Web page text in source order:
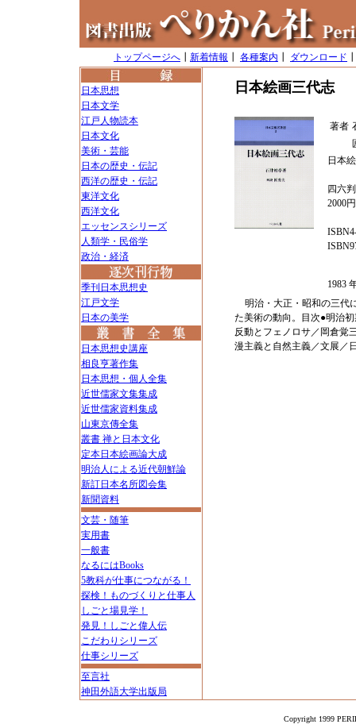
トップページへ 新着情報 各種案内 ダウンロード
日本思想
日本文学
江戸人物読本
日本文化
美術・芸能
日本の歴史・伝記
西洋の歴史・伝記
東洋文化
西洋文化
エッセンスシリーズ
人類学・民俗学
政治・経済
季刊日本思想史
江戸文学
日本の美学
日本思想史講座
相良亨著作集
日本思想・個人全集
近世儒家文集集成
近世儒家資料集成
山東京傳全集
叢書 禅と日本文化
定本日本絵画論大成
明治人による近代朝鮮論
新訂日本名所図会集
新聞資料
文芸・随筆
実用書
一般書
なるにはBooks
5教科が仕事につながる！
探検！ものづくりと仕事人
しごと場見学！
発見！しごと偉人伝
こだわりシリーズ
仕事シリーズ
至言社
神田外語大学出版局
日本絵画三代志
著者
日本
四六
2000
1983
明治・大正・昭和の三代
た美術の動向。目次●明治
反動とフェノロサ／岡倉覚
漫主義と自然主義／文展／
Copyright 1999